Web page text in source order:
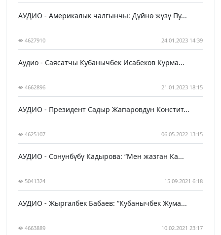
АУДИО - Америкалык чалгынчы: Дүйнө жүзү Пу...
4627910 24.01.2023 14:39
Аудио - Саясатчы Кубанычбек Исабеков Курма...
4662896 21.01.2023 18:15
АУДИО - Президент Садыр Жапаровдун Констит...
4625107 06.05.2022 13:15
АУДИО - Сонунбүбү Кадырова: “Мен жазган Ка...
5041324 15.09.2021 6:18
АУДИО - Жыргалбек Бабаев: “Кубанычбек Жума...
4663889 10.02.2021 23:17